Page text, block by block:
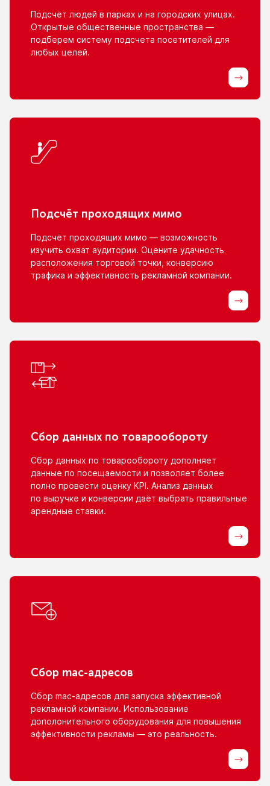
Подсчёт людей в парках и на городских улицах.
Открытые общественные пространства —
подберем систему подсчета посетителей для
любых целей.
Подсчёт проходящих мимо
Подсчёт проходящих мимо — возможность
изучить охват аудитории. Оцените удачность
расположения торговой точки, конверсию
трафика и эффективность рекламной компании.
Сбор данных по товарообороту
Сбор данных по товарообороту дополняет
данные по посещаемости и позволяет более
полно провести оценку KPI. Анализ данных
по выручке и конверсии даёт выбрать правильные
арендные ставки.
Сбор mac-адресов
Сбор mac-адресов для запуска эффективной
рекламной компании. Использование
дополонительного оборудования для повышения
эффективности рекламы — это реальность.